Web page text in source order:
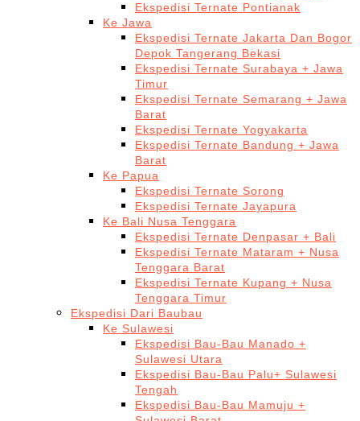
Ekspedisi Ternate Pontianak
Ke Jawa
Ekspedisi Ternate Jakarta Dan Bogor
Depok Tangerang Bekasi
Ekspedisi Ternate Surabaya + Jawa
Timur
Ekspedisi Ternate Semarang + Jawa
Barat
Ekspedisi Ternate Yogyakarta
Ekspedisi Ternate Bandung + Jawa
Barat
Ke Papua
Ekspedisi Ternate Sorong
Ekspedisi Ternate Jayapura
Ke Bali Nusa Tenggara
Ekspedisi Ternate Denpasar + Bali
Ekspedisi Ternate Mataram + Nusa
Tenggara Barat
Ekspedisi Ternate Kupang + Nusa
Tenggara Timur
Ekspedisi Dari Baubau
Ke Sulawesi
Ekspedisi Bau-Bau Manado +
Sulawesi Utara
Ekspedisi Bau-Bau Palu+ Sulawesi
Tengah
Ekspedisi Bau-Bau Mamuju +